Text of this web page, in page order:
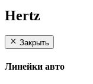
Hertz
Закрыть
Линейки авто